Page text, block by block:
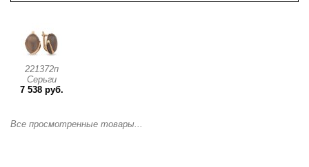
221372п
Серьги
7 538 руб.
Все просмотренные товары...